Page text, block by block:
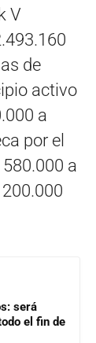
V
de
activo
a
por el
a
será
el fin de